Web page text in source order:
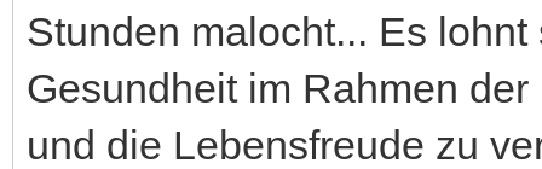
Stunden malocht... Es
Gesundheit im Rahmen
und die Lebensfreude zu